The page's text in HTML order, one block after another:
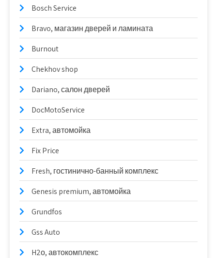
Bosch Service
Bravo, магазин дверей и ламината
Burnout
Chekhov shop
Dariano, салон дверей
DocMotoService
Extra, автомойка
Fix Price
Fresh, гостинично-банный комплекс
Genesis premium, автомойка
Grundfos
Gss Auto
H2о, автокомплекс